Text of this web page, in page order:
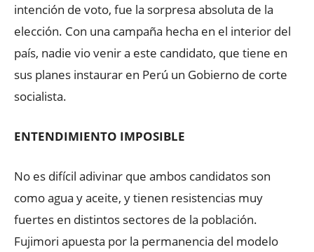
intención de voto, fue la sorpresa absoluta de la
elección. Con una campaña hecha en el interior del
país, nadie vio venir a este candidato, que tiene en
sus planes instaurar en Perú un Gobierno de corte
socialista.
ENTENDIMIENTO IMPOSIBLE
No es difícil adivinar que ambos candidatos son
como agua y aceite, y tienen resistencias muy
fuertes en distintos sectores de la población.
Fujimori apuesta por la permanencia del modelo